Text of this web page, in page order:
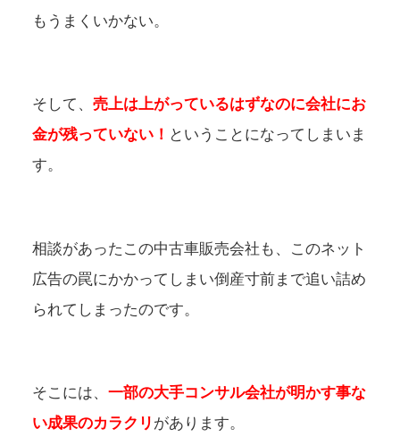
もうまくいかない。
そして、 売上は上がっているはずなのに会社にお
金が残っていない！ ということになってしまいま
す。
相談があったこの中古車販売会社も、このネット
広告の罠にかかってしまい倒産寸前まで追い詰め
られてしまったのです。
そこには、 一部の大手コンサル会社が明かす事な
い成果のカラクリ があります。